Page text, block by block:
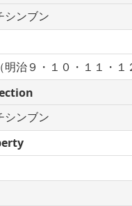
シンブン
治９・１０・１１・１
シンブン